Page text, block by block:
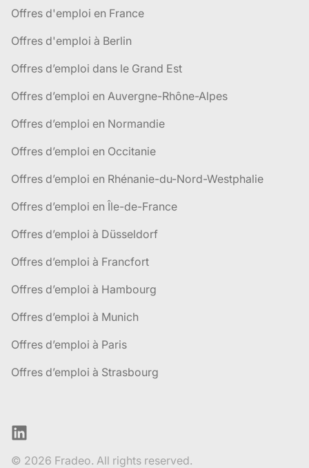
Offres d'emploi en France
Offres d'emploi à Berlin
Offres d’emploi dans le Grand Est
Offres d’emploi en Auvergne-Rhône-Alpes
Offres d’emploi en Normandie
Offres d’emploi en Occitanie
Offres d’emploi en Rhénanie-du-Nord-Westphalie
Offres d’emploi en Île-de-France
Offres d’emploi à Düsseldorf
Offres d’emploi à Francfort
Offres d’emploi à Hambourg
Offres d’emploi à Munich
Offres d’emploi à Paris
Offres d’emploi à Strasbourg
LinkedIn
© 2026 Fradeo. All rights reserved.